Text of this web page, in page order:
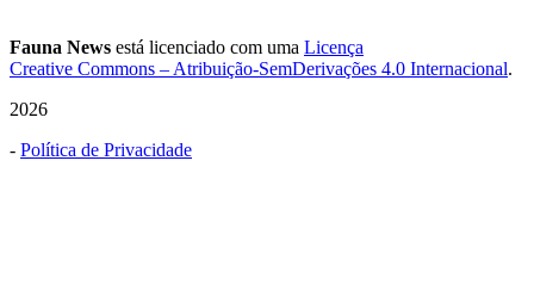
Fauna News está licenciado com uma Licença
Creative Commons – Atribuição-SemDerivações 4.0 Internacional.
2026
- Política de Privacidade